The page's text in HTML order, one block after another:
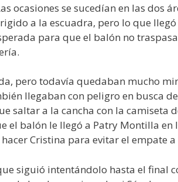
ocasiones se sucedían en las dos
a la escuadra, pero lo que
para que el balón no
pero todavía quedaban mucho
llegaban con peligro en busca
saltar a la cancha con la
el balón le llegó a Patry Montilla en
Cristina para evitar el empate
siguió intentándolo hasta el